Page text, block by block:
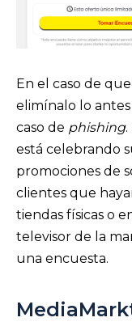
En el caso de
elimínalo lo
caso de phishing.
está celebrando
promociones de
clientes que
tiendas físicas o
televisor de la
una encuesta.